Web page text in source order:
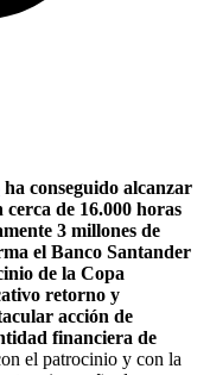
ha conseguido alcanzar
cerca de 16.000 horas
3 millones de
el Banco Santander
de la Copa
retorno y
acción de
financiera de
el patrocinio y con la